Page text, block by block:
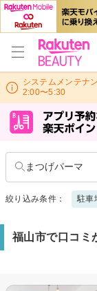
システムメンテナ
2:00〜5:30
まつげパーマ
絞り込み条件： 駐車
福山市で口コミ